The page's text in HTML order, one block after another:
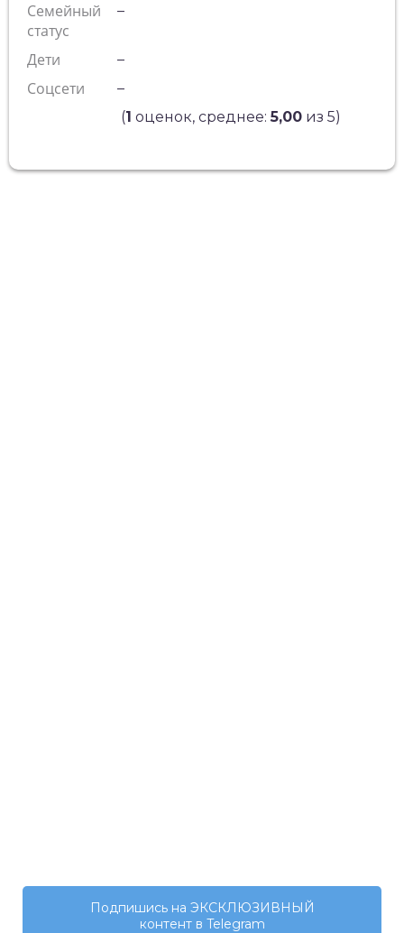
Семейный
статус
–
Дети –
Соцсети
–
(1 оценок, среднее:5,00 из 5)
Подпишись на ЭКСКЛЮЗИВНЫЙ
контент в Telegram